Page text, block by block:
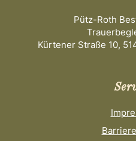
Pütz-Roth
Kürtener Straße 10,